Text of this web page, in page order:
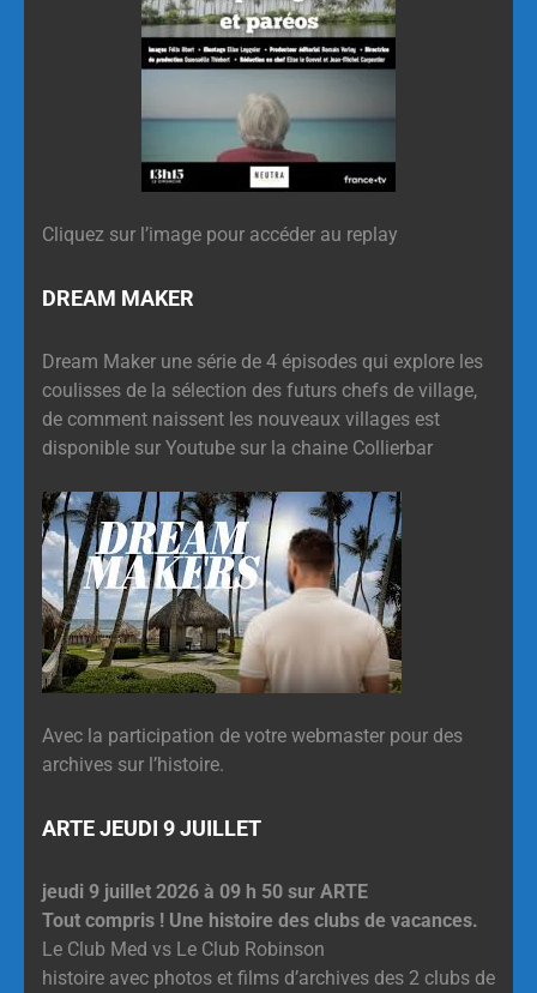
Cliquez sur l’image pour accéder au replay
DREAM MAKER
Dream Maker une série de 4 épisodes qui explore les
coulisses de la sélection des futurs chefs de village,
de comment naissent les nouveaux villages est
disponible sur Youtube sur la chaine Collierbar
Avec la participation de votre webmaster pour des
archives sur l’histoire.
ARTE JEUDI 9 JUILLET
jeudi 9 juillet 2026 à 09 h 50 sur ARTE
Tout compris ! Une histoire des clubs de vacances.
Le Club Med vs Le Club Robinson
histoire avec photos et films d’archives des 2 clubs de